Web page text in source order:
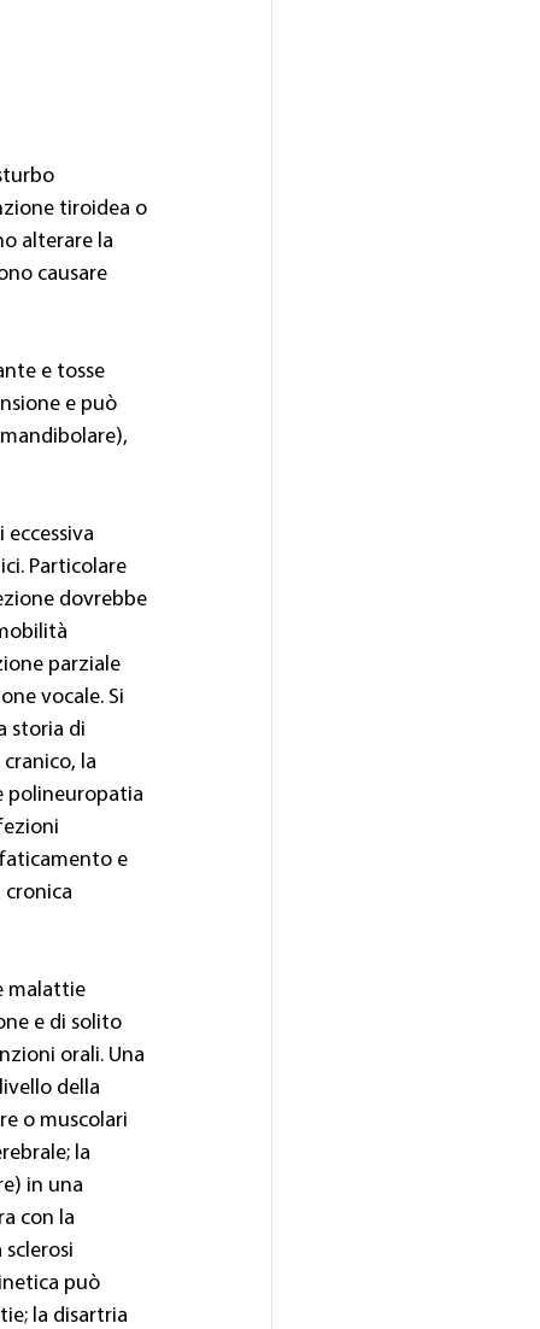
tiroidea o
alterare la
causare
e tosse
e può
eccessiva
Particolare
dovrebbe
parziale
vocale. Si
storia di
la
polineuropatia
e
malattie
e di solito
orali. Una
della
o muscolari
la
in una
con la
può
la disartria